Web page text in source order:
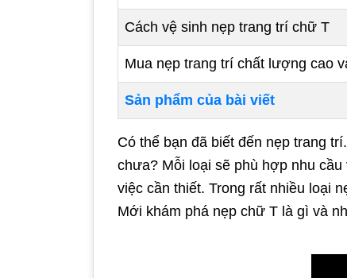
Cách vệ sinh nẹp trang trí chữ T
Mua nẹp trang trí chất lượng cao
Sản phẩm của bài viết
Có thể bạn đã biết đến nẹp trang
chưa? Mỗi loại sẽ phù hợp nhu
việc cần thiết. Trong rất nhiều loại
Mới khám phá nẹp chữ T là gì và